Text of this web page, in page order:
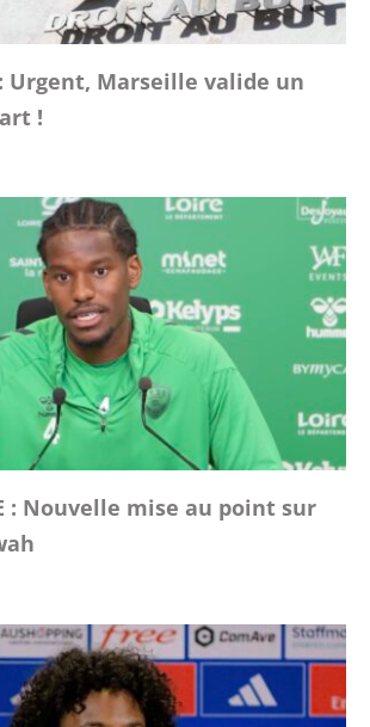
Urgent, Marseille valide un
!
: Nouvelle mise au point sur